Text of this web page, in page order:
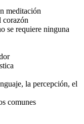
meditación
corazón
se requiere ninguna
la percepción, el
comunes